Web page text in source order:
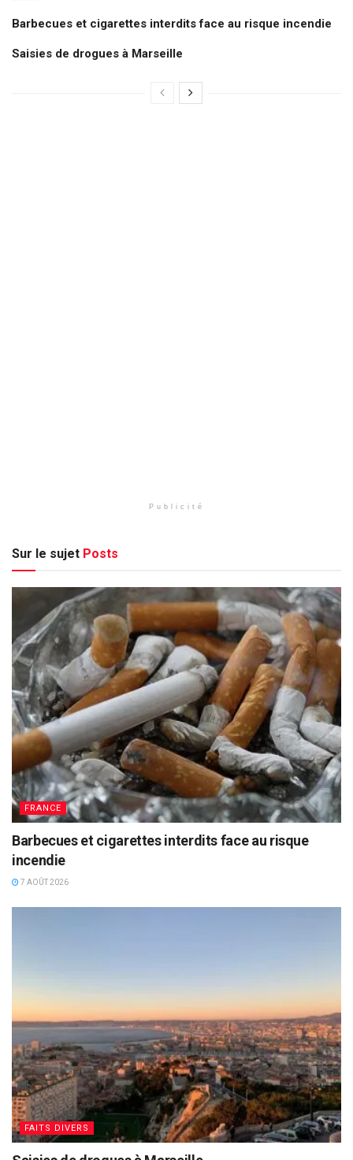
Barbecues et cigarettes interdits face au risque incendie
Saisies de drogues à Marseille
Publicité
Sur le sujet Posts
FRANCE
Barbecues et cigarettes interdits face au risque
incendie
7 AOÛT 2026
FAITS DIVERS